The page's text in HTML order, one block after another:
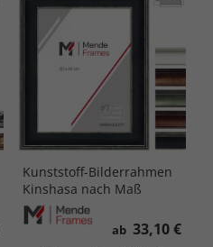
Kunststoff-Bilderrahmen
Kinshasa nach Maß
ab 33,10 €